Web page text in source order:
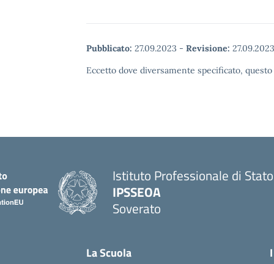
Pubblicato: 27.09.2023 - Revisione: 27.09.2023
Eccetto dove diversamente specificato,
Istituto Professionale di
IPSSEOA
Soverato
La Scuola